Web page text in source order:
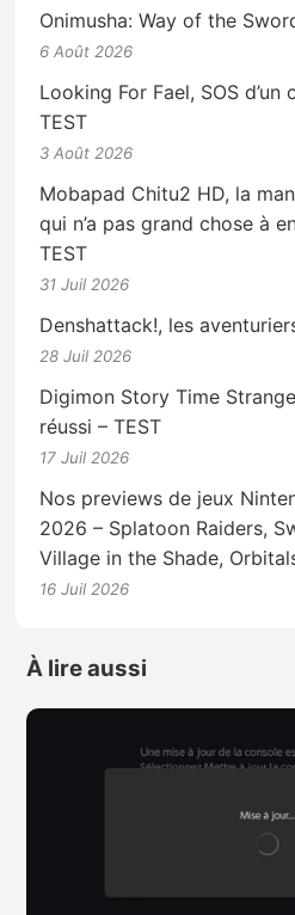
Onimusha: Way of the
6 Août 2026
Looking For Fael, SOS
TEST
3 Août 2026
Mobapad Chitu2 HD, la
qui n’a pas grand chose à
TEST
31 Juil 2026
Denshattack!, les
28 Juil 2026
Digimon Story Time
réussi – TEST
17 Juil 2026
Nos previews de jeux
2026 – Splatoon Raiders,
Village in the Shade,
16 Juil 2026
À lire aussi